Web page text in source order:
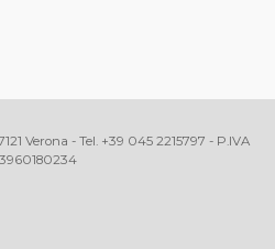
Verona - Tel. +39 045 2215797 - P.IVA